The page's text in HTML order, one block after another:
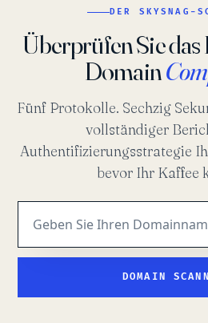
DER SKYSNAG-
Überprüfen Sie
Domain
Fünf Protokolle. Sechzig
vollständiger
Authentifizierungsstrategie
bevor Ihr Kaffee
DOMAIN